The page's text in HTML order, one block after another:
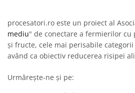
procesatori.ro este un proiect al
mediu" de conectare a fermierilor cu
și fructe, cele mai perisabile
având ca obiectiv reducerea risipei
Urmărește-ne și pe: